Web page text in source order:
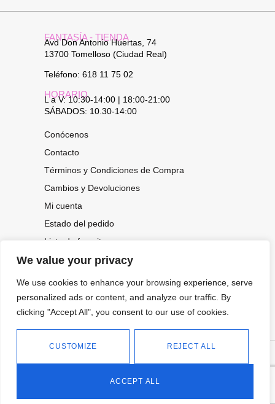
We value your privacy
We use cookies to enhance your browsing experience, serve
personalized ads or content, and analyze our traffic. By
clicking "Accept All", you consent to our use of cookies.
CUSTOMIZE REJECT ALL
ACCEPT ALL
FANTASÍA - TIENDA
Avd Don Antonio Huertas, 74
13700 Tomelloso (Ciudad Real)
Teléfono: 618 11 75 02
HORARIO
L a V: 10:30-14:00 | 18:00-21:00
SÁBADOS: 10.30-14:00
Conócenos
Contacto
Términos y Condiciones de Compra
Cambios y Devoluciones
Mi cuenta
Estado del pedido
Lista de favoritos
CONOCE NUESTRAS NOVEDADES,
OFERTAS...
2026.